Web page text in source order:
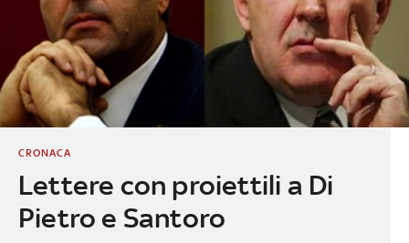
Lettere con proiettili a Di
Pietro e Santoro
CRONACA